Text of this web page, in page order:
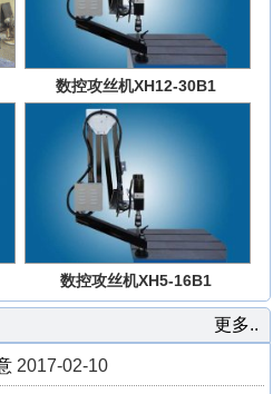
数控攻丝机XH12-30B1
数控攻丝机XH5-16B1
更多..
2017-02-10